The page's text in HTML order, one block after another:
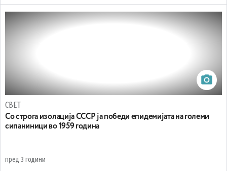
СВЕТ
Со строга изолација СССР ја победи епидемијата на големи
сипаниници во 1959 година
пред 3 години